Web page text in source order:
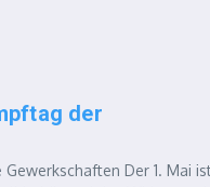
der
Der 1. Mai